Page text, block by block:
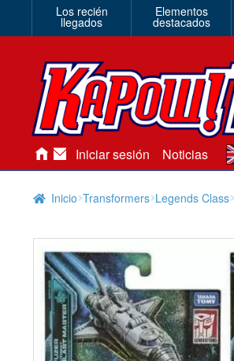
Los recién
llegados
Elementos
destacados
Iniciar sesión Noticias en
Inicio Transformers Legends Class